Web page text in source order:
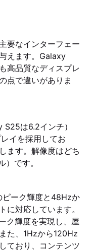
要なインターフェー
えます。Galaxy
高品質なディスプレ
点で違いがありま
は6.2インチ）
イを採用してお
ます。解像度はどち
です。
ーク輝度と48Hzか
に対応しています。
ク輝度を実現し、屋
た、1Hzから120Hz
ており、コンテンツ